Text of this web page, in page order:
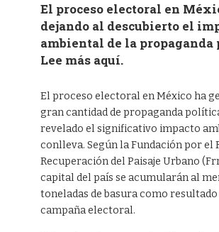
El proceso electoral en
dejando al descubierto el
ambiental de la
Lee más aquí.
El proceso electoral en México ha
gran cantidad de propaganda
revelado el significativo impacto
conlleva. Según la Fundación por el
Recuperación del Paisaje Urbano
capital del país se acumularán al
toneladas de basura como resultado
campaña electoral.